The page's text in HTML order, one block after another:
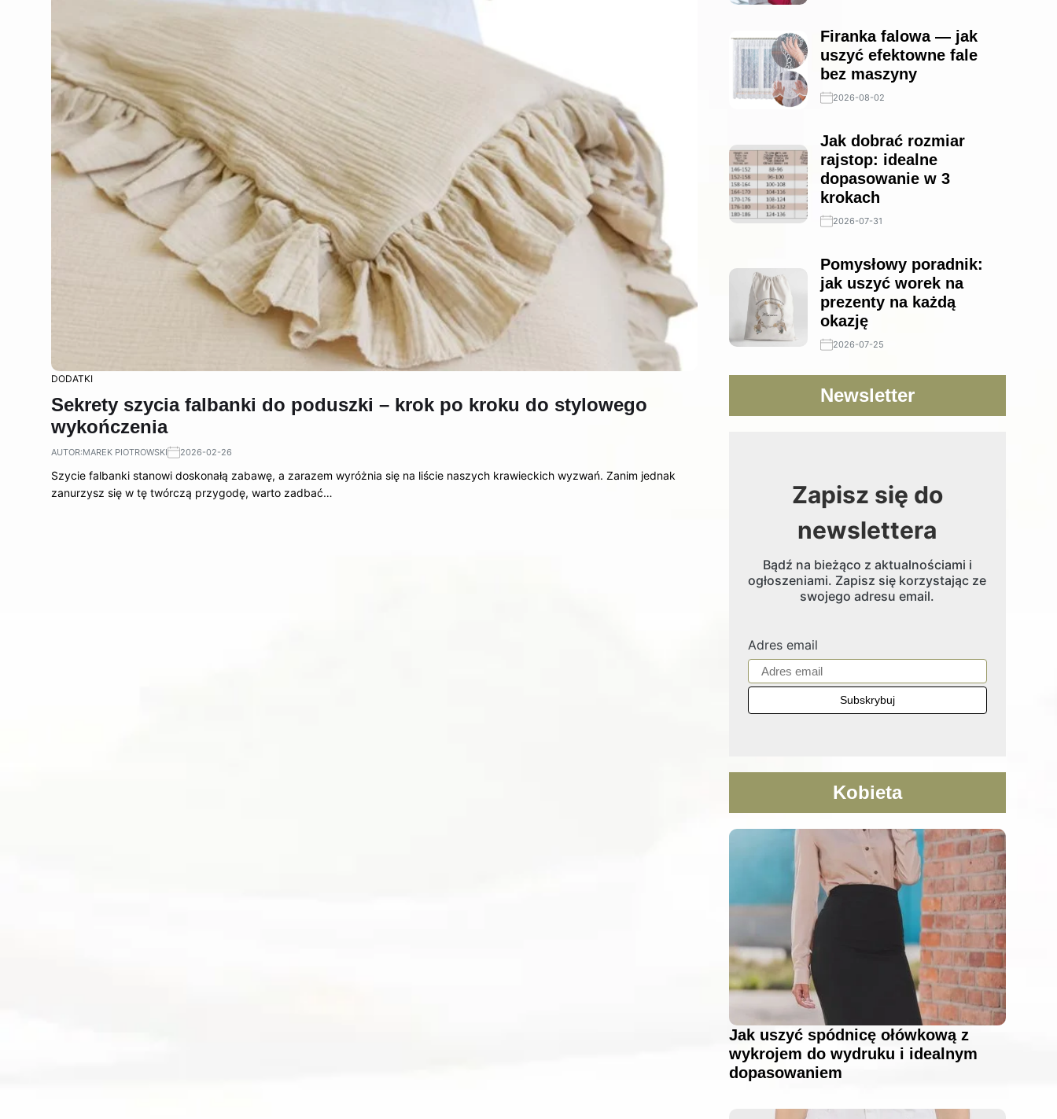
DODATKI
Sekrety szycia falbanki do poduszki – krok po kroku do stylowego
wykończenia
AUTOR:MAREK PIOTROWSKI 2026-02-26
Szycie falbanki stanowi doskonałą zabawę, a zarazem wyróżnia się na liście naszych krawieckich wyzwań. Zanim jednak
zanurzysz się w tę twórczą przygodę, warto zadbać…
Firanka falowa — jak
uszyć efektowne fale
bez maszyny
2026-08-02
Jak dobrać rozmiar
rajstop: idealne
dopasowanie w 3
krokach
2026-07-31
Pomysłowy poradnik:
jak uszyć worek na
prezenty na każdą
okazję
2026-07-25
Newsletter
Zapisz się do
newslettera
Bądź na bieżąco z aktualnościami i
ogłoszeniami. Zapisz się korzystając ze
swojego adresu email.
Adres email
Kobieta
Jak uszyć spódnicę ołówkową z
wykrojem do wydruku i idealnym
dopasowaniem